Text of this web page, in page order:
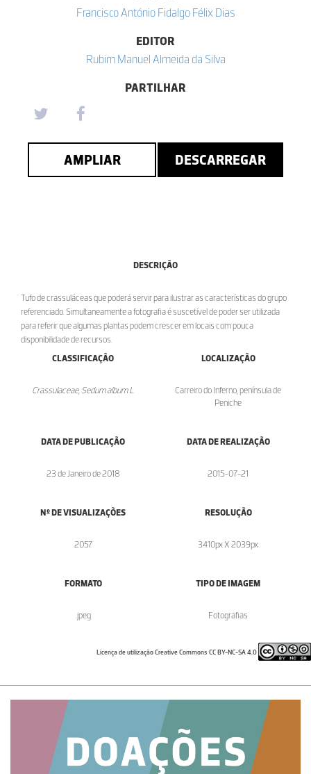
Francisco António Fidalgo Félix Dias
EDITOR
Rubim Manuel Almeida da Silva
PARTILHAR
AMPLIAR DESCARREGAR
DESCRIÇÃO
Tufo de crassuláceas que poderá servir para ilustrar as características do grupo
referenciado. Simultaneamente a fotografia é suscetível de poder ser utilizada
para referir que algumas plantas podem crescer em locais com pouca
disponibilidade de recursos.
CLASSIFICAÇÃO
Crassulaceae, Sedum album L.
LOCALIZAÇÃO
Carreiro do Inferno, península de
Peniche
DATA DE PUBLICAÇÃO
23 de Janeiro de 2018
DATA DE REALIZAÇÃO
2015-07-21
Nº DE VISUALIZAÇÕES
2057
RESOLUÇÃO
3410px X 2039px
FORMATO
.jpeg
TIPO DE IMAGEM
Fotografias
Licença de utilização Creative Commons CC BY-NC-SA 4.0